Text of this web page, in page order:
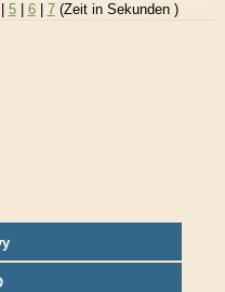
5| 6| 7(Zeit in Sekunden )